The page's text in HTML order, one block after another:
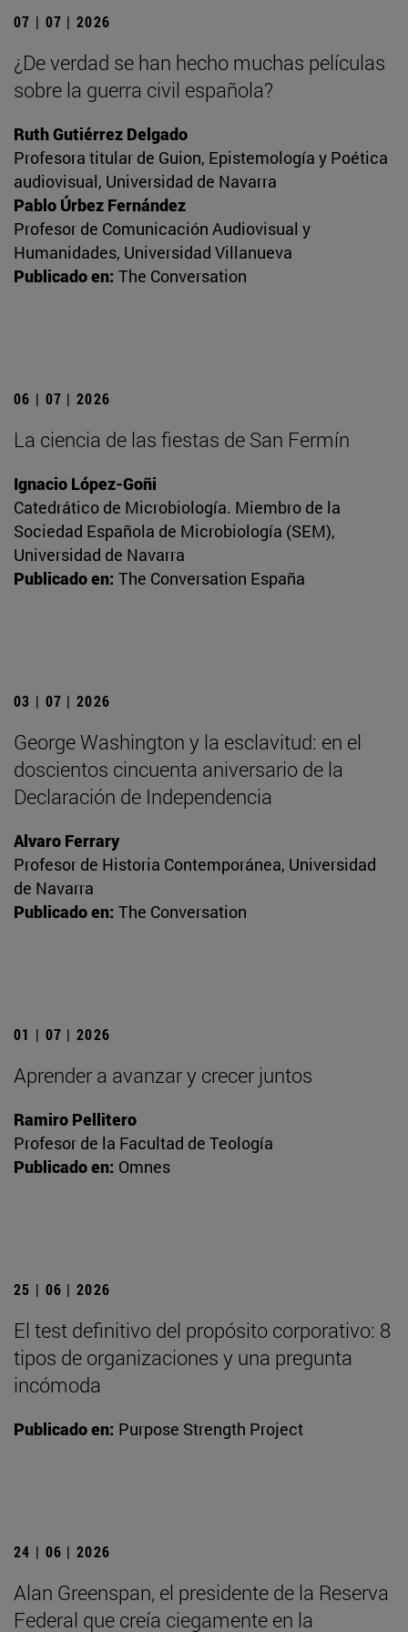
07 | 07 | 2026
¿De verdad se han hecho muchas películas
sobre la guerra civil española?
Ruth Gutiérrez Delgado
Profesora titular de Guion, Epistemología y Poética
audiovisual, Universidad de Navarra
Pablo Úrbez Fernández
Profesor de Comunicación Audiovisual y
Humanidades, Universidad Villanueva
Publicado en: The Conversation
06 | 07 | 2026
La ciencia de las fiestas de San Fermín
Ignacio López-Goñi
Catedrático de Microbiología. Miembro de la
Sociedad Española de Microbiología (SEM),
Universidad de Navarra
Publicado en: The Conversation España
03 | 07 | 2026
George Washington y la esclavitud: en el
doscientos cincuenta aniversario de la
Declaración de Independencia
Alvaro Ferrary
Profesor de Historia Contemporánea, Universidad
de Navarra
Publicado en: The Conversation
01 | 07 | 2026
Aprender a avanzar y crecer juntos
Ramiro Pellitero
Profesor de la Facultad de Teología
Publicado en: Omnes
25 | 06 | 2026
El test definitivo del propósito corporativo: 8
tipos de organizaciones y una pregunta
incómoda
Publicado en: Purpose Strength Project
24 | 06 | 2026
Alan Greenspan, el presidente de la Reserva
Federal que creía ciegamente en la